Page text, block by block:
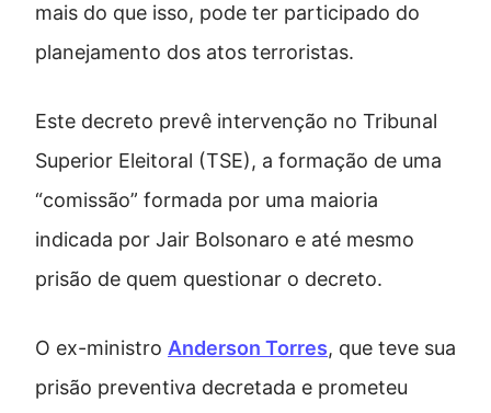
mais do que isso, pode ter participado do
planejamento dos atos terroristas.
Este decreto prevê intervenção no Tribunal
Superior Eleitoral (TSE), a formação de uma
“comissão” formada por uma maioria
indicada por Jair Bolsonaro e até mesmo
prisão de quem questionar o decreto.
O ex-ministro Anderson Torres, que teve sua
prisão preventiva decretada e prometeu